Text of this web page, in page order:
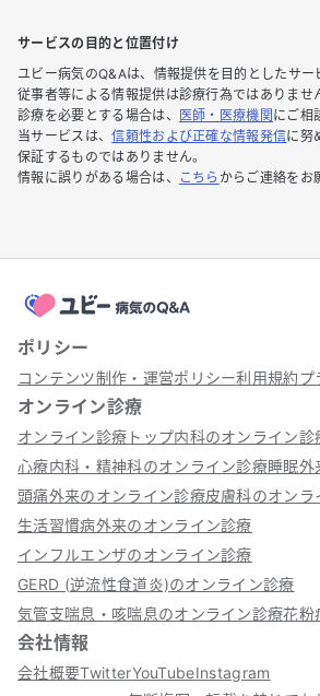
サービスの目的と位置付け
ユビー病気のQ&Aは、情報提供を目的としたサ
従事者等による情報提供は診療行為ではありませ
診療を必要とする場合は、
医師・医療機関 にご相
当サービスは、信頼性および正確な情報発信に努
保証するものではありません。
情報に誤りがある場合は、
こちら からご連絡をお
ポリシー
コンテンツ制作・運営ポリシー利用規約プ
オンライン診療
オンライン診療トップ内科のオンライン診
心療内科・精神科のオンライン診療睡眠外
頭痛外来のオンライン診療皮膚科のオンラ
生活習慣病外来のオンライン診療
インフルエンザのオンライン診療
GERD (逆流性食道炎)のオンライン診療
気管支喘息・咳喘息のオンライン診療花粉
会社情報
会社概要TwitterYouTubeInstagram